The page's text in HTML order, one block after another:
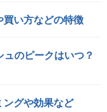
い方などの特徴
のピークはいつ？
ングや効果など